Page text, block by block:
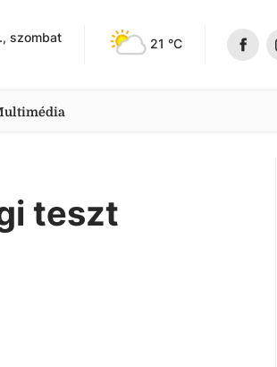
szombat 21 °C
teszt